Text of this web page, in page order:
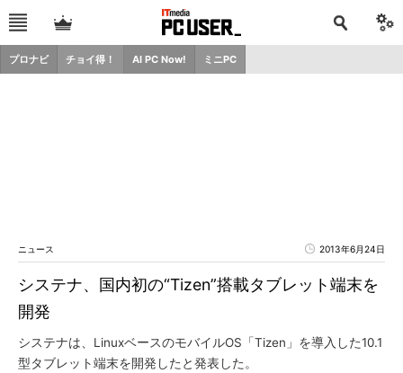
プロナビ チョイ得！ AI PC Now! ミニPC
ニュース 2013年6月24日
システナ、国内初の“Tizen”搭載タブレット端末を
開発
システナは、LinuxベースのモバイルOS「Tizen」を導入した10.1
型タブレット端末を開発したと発表した。